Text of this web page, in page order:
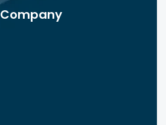
Company